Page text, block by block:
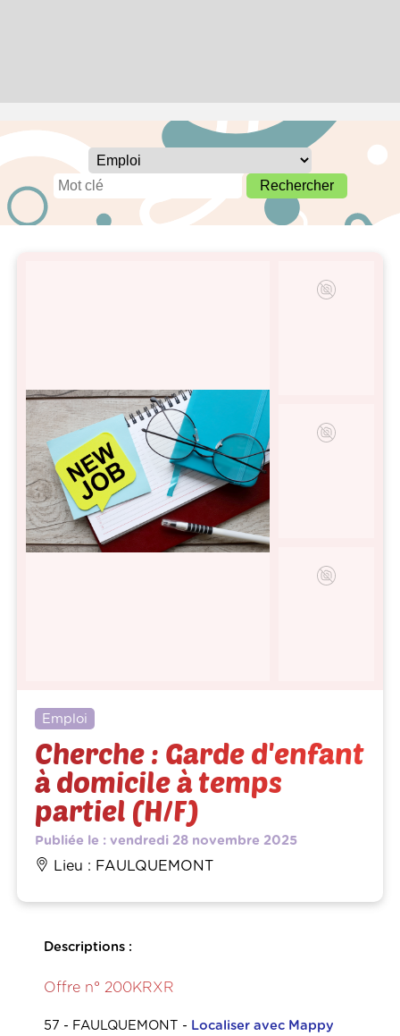
Emploi
Cherche : Garde d'enfant
à domicile à temps
partiel (H/F)
Publiée le : vendredi 28 novembre 2025
Lieu : FAULQUEMONT
Descriptions :
Offre n° 200KRXR
57 - FAULQUEMONT - Localiser avec Mappy